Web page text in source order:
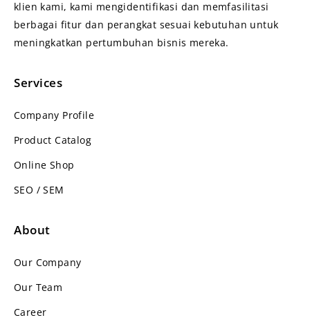
klien kami, kami mengidentifikasi dan memfasilitasi
berbagai fitur dan perangkat sesuai kebutuhan untuk
meningkatkan pertumbuhan bisnis mereka.
Services
Company Profile
Product Catalog
Online Shop
SEO / SEM
About
Our Company
Our Team
Career